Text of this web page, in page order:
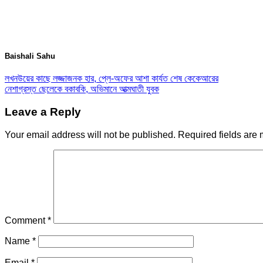
Baishali Sahu
লখনউয়ের কাছে লজ্জাজনক হার, প্লে-অফের আশা কার্যত শেষ কেকেআরের
নেশাগ্রস্ত ছেলেকে বকাবকি, অভিমানে আত্মঘাতী যুবক
Leave a Reply
Your email address will not be published. Required fields are
Comment*
Name *